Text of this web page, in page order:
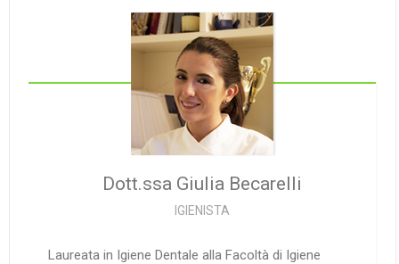
Dott.ssa Giulia Becarelli
IGIENISTA
Laureata in Igiene Dentale alla Facoltà di Igiene